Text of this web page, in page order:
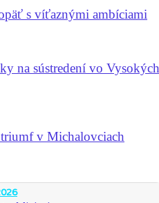
s víťaznými ambíciami
na sústredení vo Vysokých
v Michalovciach